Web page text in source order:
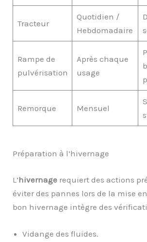
Tracteur
Quotidien /
Hebdomadaire
Rampe de
pulvérisation
Après chaque
usage
Remorque Mensuel
Préparation à l’hivernage
L’hivernage requiert des actions
éviter des pannes lors de la mise
bon hivernage intègre des
Vidange des fluides.